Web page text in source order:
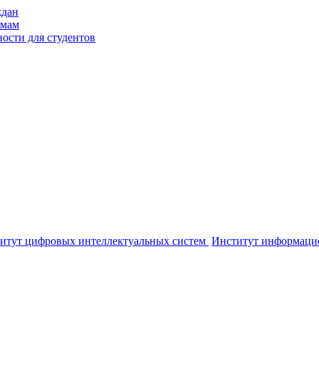
для студентов
цифровых интеллектуальных систем Институт